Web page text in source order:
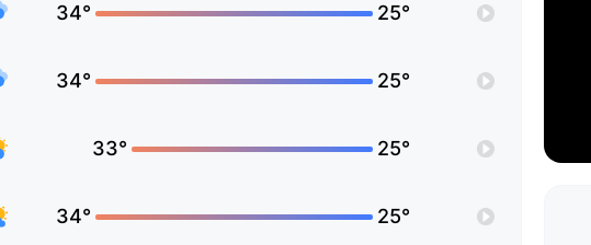
34° 25°
34° 25°
33° 25°
34° 25°